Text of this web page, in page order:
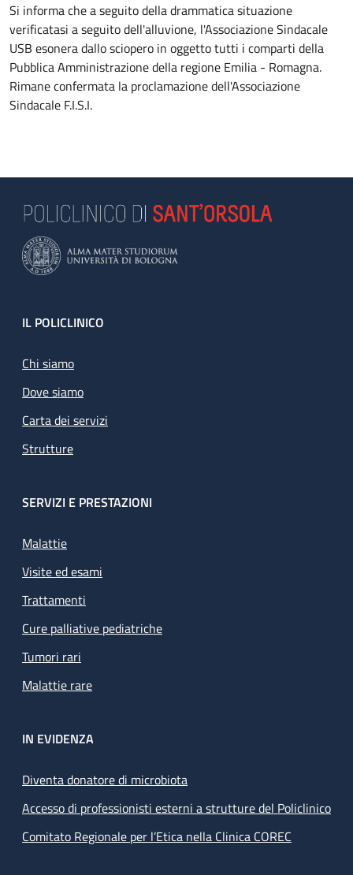
Si informa che a seguito della drammatica situazione
verificatasi a seguito dell'alluvione, l'Associazione Sindacale
USB esonera dallo sciopero in oggetto tutti i comparti della
Pubblica Amministrazione della regione Emilia - Romagna.
Rimane confermata la proclamazione dell'Associazione
Sindacale F.I.S.I.
Footer
IL POLICLINICO
Chi siamo
Dove siamo
Carta dei servizi
Strutture
SERVIZI E PRESTAZIONI
Malattie
Visite ed esami
Trattamenti
Cure palliative pediatriche
Tumori rari
Malattie rare
IN EVIDENZA
Diventa donatore di microbiota
Accesso di professionisti esterni a strutture del Policlinico
Comitato Regionale per l’Etica nella Clinica COREC